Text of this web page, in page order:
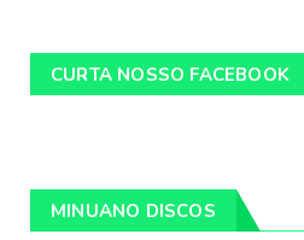
CURTA NOSSO FACEBOOK
MINUANO DISCOS